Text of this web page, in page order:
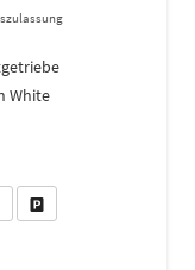
White
Sie an
PDF-Datei, Fahrzeugexposé